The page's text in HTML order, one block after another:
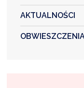
AKTUALNOŚCI